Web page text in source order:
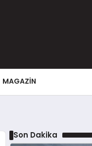
MAGAZIN
Son Dakika